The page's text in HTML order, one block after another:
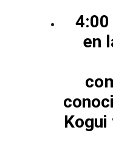
en